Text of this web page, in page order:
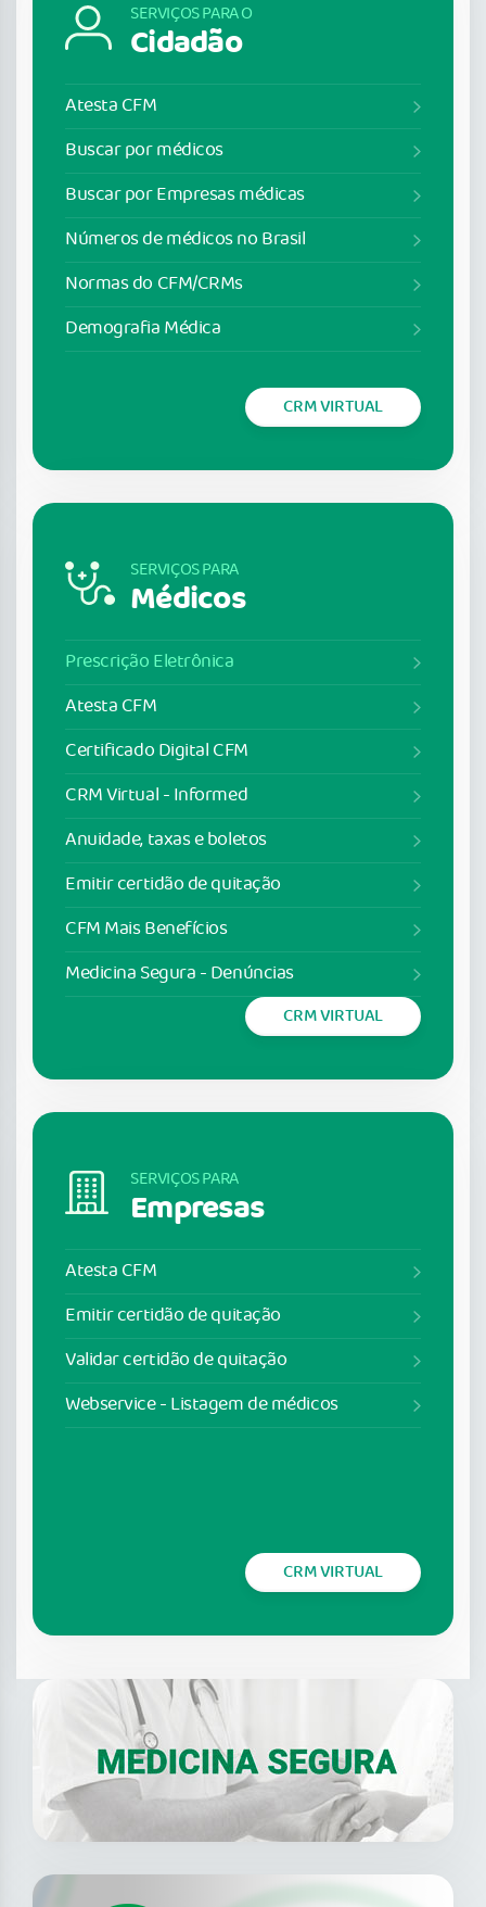
SERVIÇOS PARA O
Cidadão
Atesta CFM
Buscar por médicos
Buscar por Empresas médicas
Números de médicos no Brasil
Normas do CFM/CRMs
Demografia Médica
CRM VIRTUAL
SERVIÇOS PARA
Médicos
Prescrição Eletrônica
Atesta CFM
Certificado Digital CFM
CRM Virtual - Informed
Anuidade, taxas e boletos
Emitir certidão de quitação
CFM Mais Benefícios
Medicina Segura - Denúncias
CRM VIRTUAL
SERVIÇOS PARA
Empresas
Atesta CFM
Emitir certidão de quitação
Validar certidão de quitação
Webservice - Listagem de médicos
CRM VIRTUAL